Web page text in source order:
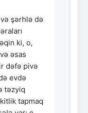
şərhlə də
ki, o,
əsas
dəfə pivə
evdə
təzyiq
tapmaq